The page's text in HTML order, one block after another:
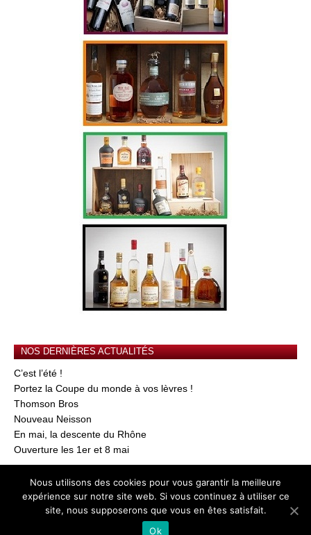
NOS DERNIÈRES ACTUALITÉS
C’est l’été !
Portez la Coupe du monde à vos lèvres !
Thomson Bros
Nouveau Neisson
En mai, la descente du Rhône
Ouverture les 1er et 8 mai
© 2026
Nous utilisons des cookies pour vous garantir la meilleure
expérience sur notre site web. Si vous continuez à utiliser ce
site, nous supposerons que vous en êtes satisfait.
Ok